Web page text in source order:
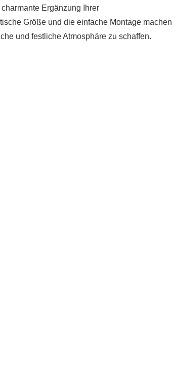
Ergänzung Ihrer
Größe und die einfache Montage machen
und festliche Atmosphäre zu schaffen.